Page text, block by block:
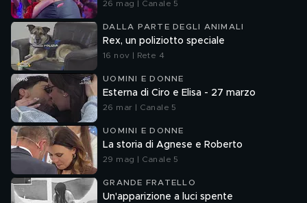
26 mag | Canale 5
DALLA PARTE DEGLI ANIMALI
Rex, un poliziotto speciale
16 nov | Rete 4
UOMINI E DONNE
Esterna di Ciro e Elisa - 27 marzo
26 mar | Canale 5
UOMINI E DONNE
La storia di Agnese e Roberto
29 mag | Canale 5
GRANDE FRATELLO
Un'apparizione a luci spente